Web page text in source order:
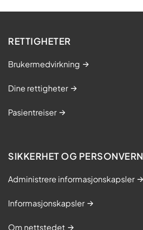
RETTIGHETER
Brukermedvirkning
Dine rettigheter
Pasientreiser
SIKKERHET OG PERSONVERN
Administrere informasjonskapsler
Informasjonskapsler
Om nettstedet